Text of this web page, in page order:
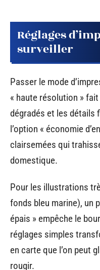
Réglages
surveiller
Passer le mode
« haute résolution »
dégradés et les détails
l’option « économie
clairsemées qui
domestique.
Pour les illustrations
fonds bleu marine), un
épais » empêche le
réglages simples
en carte que l’on peut
rougir.